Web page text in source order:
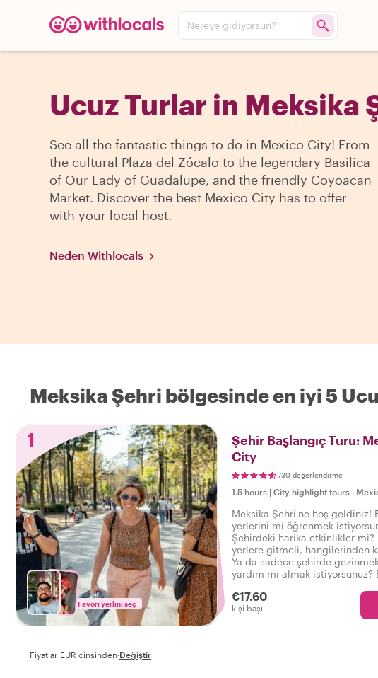
Nereye gidiyorsun?
Ucuz Turlar in Meksika
See all the fantastic things to do in Mexico City! From
the cultural Plaza del Zócalo to the legendary Basilica
of Our Lady of Guadalupe, and the friendly Coyoacan
Market. Discover the best Mexico City has to offer
with your local host.
Neden Withlocals
Meksika Şehri bölgesinde en iyi 5
1
Favori yerlini seç
Şehir Başlangıç Turu:
City
730 değerlendirme
1.5 hours | City highlight tours |
Meksika Şehri'ne hoş geldiniz!
yerlerini mi öğrenmek
Şehirdeki harika etkinlikler mi?
yerlere gitmeli, hangilerinden
Ya da sadece şehirde
yardım mı almak istiyorsunuz?
başlangıcı yapmak için
mükemmel bir giriş yapın.
€17.60
kişi başı
Fiyatlar EUR cinsinden·Değiştir